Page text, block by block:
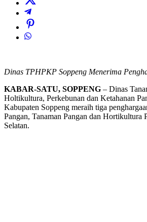
Dinas TPHPKP Soppeng Menerima
KABAR-SATU, SOPPENG – Dinas
Holtikultura, Perkebunan dan Ketahanan
Kabupaten Soppeng meraih tiga
Pangan, Tanaman Pangan dan Hortikultura
Selatan.